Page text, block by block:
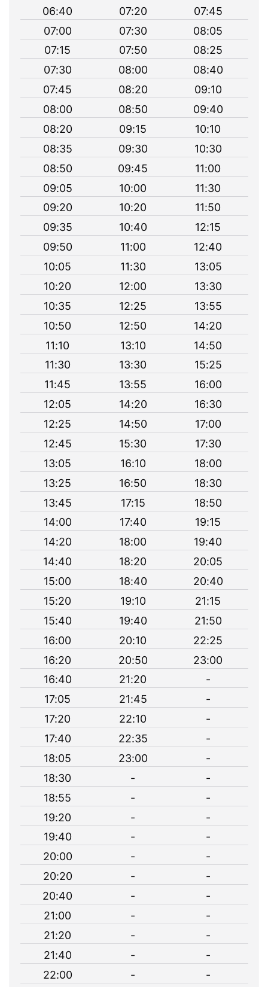
06:40 07:20
07:45
07:00
07:30
08:05
07:15
07:50
08:25
07:30
08:00
08:40
07:45
08:20
09:10
08:00
08:50
09:40
08:20
09:15
10:10
08:35
09:30
10:30
08:50
09:45
11:00
09:05
10:00
11:30
09:20
10:20
11:50
09:35
10:40
12:15
09:50
11:00
12:40
10:05
11:30
13:05
10:20
12:00
13:30
10:35
12:25
13:55
10:50
12:50
14:20
11:10
13:10
14:50
11:30
13:30
15:25
11:45
13:55
16:00
12:05
14:20
16:30
12:25
14:50
17:00
12:45
15:30
17:30
13:05
16:10
18:00
13:25
16:50
18:30
13:45
17:15
18:50
14:00
17:40
19:15
14:20
18:00
19:40
14:40
18:20
20:05
15:00
18:40
20:40
15:20
19:10
21:15
15:40
19:40
21:50
16:00
20:10
22:25
16:20
20:50
23:00
16:40
21:20
-
17:05
21:45
-
17:20
22:10
-
17:40
22:35
-
18:05
23:00
-
18:30
-
-
18:55
-
-
19:20
-
-
19:40
-
-
20:00
-
-
20:20
-
-
20:40
-
-
21:00
-
-
21:20
-
-
21:40
-
-
22:00
-
-